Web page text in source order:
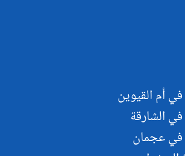
أم القيوين
الشارقة
في عجمان